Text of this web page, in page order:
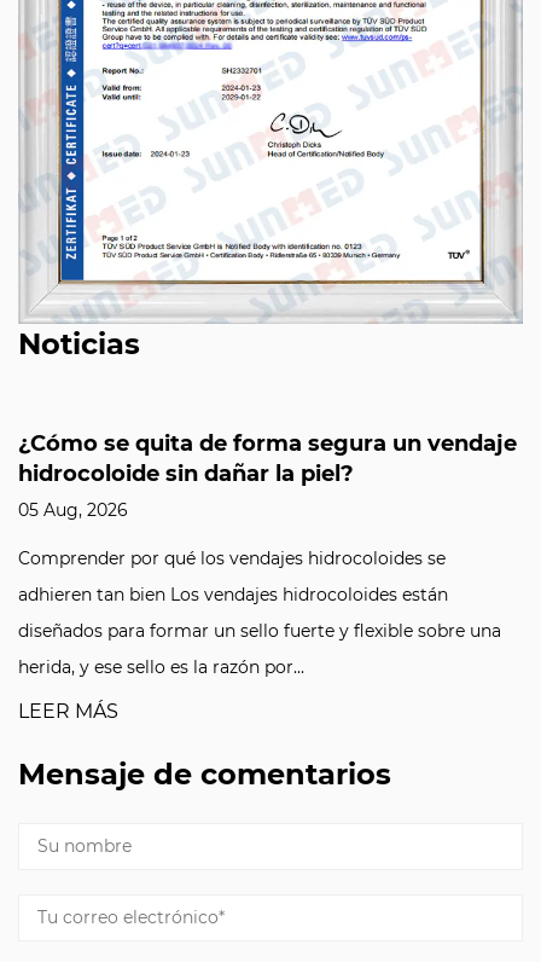
Noticias
¿Cómo se quita de forma segura un vendaje
hidrocoloide sin dañar la piel?
05 Aug, 2026
Comprender por qué los vendajes hidrocoloides se
adhieren tan bien Los vendajes hidrocoloides están
diseñados para formar un sello fuerte y flexible sobre una
herida, y ese sello es la razón por...
LEER MÁS
Mensaje de comentarios